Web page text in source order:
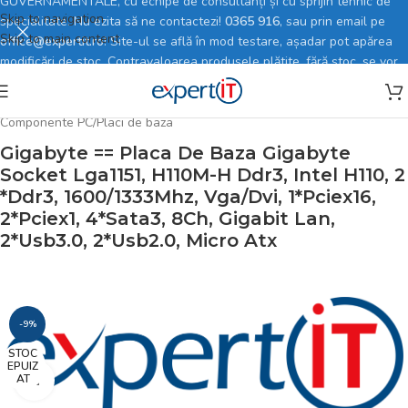
Skip to navigation
Skip to main content
specialitate. Nu ezita să ne contactezi! 0365 916, sau prin email pe
office@expertit.ro! Site-ul se află în mod testare, așadar pot apărea
modificări de stoc. Contravaloarea produsele plătite, fără stoc, se vor
rambursa în totalitate.
Prima pagină
Magazin online/ PC, Periferice & Software
Componente PC/Placi de baza
Gigabyte == Placa De Baza Gigabyte
Socket Lga1151, H110M-H Ddr3, Intel H110, 2
*Ddr3, 1600/1333Mhz, Vga/Dvi, 1*Pciex16,
2*Pciex1, 4*Sata3, 8Ch, Gigabit Lan,
2*Usb3.0, 2*Usb2.0, Micro Atx
-9%
STOC
EPUIZ
AT
Faceți click pentru a mări